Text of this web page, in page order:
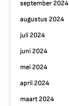
september 2024
augustus 2024
juli 2024
juni 2024
mei 2024
april 2024
maart 2024